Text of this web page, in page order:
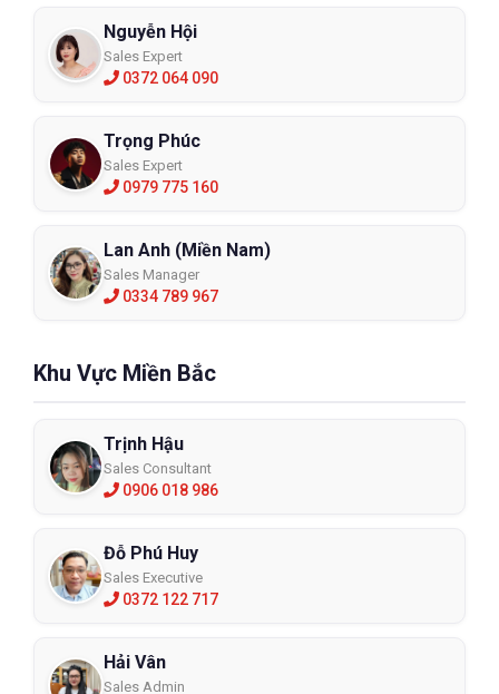
Nguyễn Hội
Sales Expert
0372 064 090
Trọng Phúc
Sales Expert
0979 775 160
Lan Anh (Miền Nam)
Sales Manager
0334 789 967
Khu Vực Miền Bắc
Trịnh Hậu
Sales Consultant
0906 018 986
Đỗ Phú Huy
Sales Executive
0372 122 717
Hải Vân
Sales Admin